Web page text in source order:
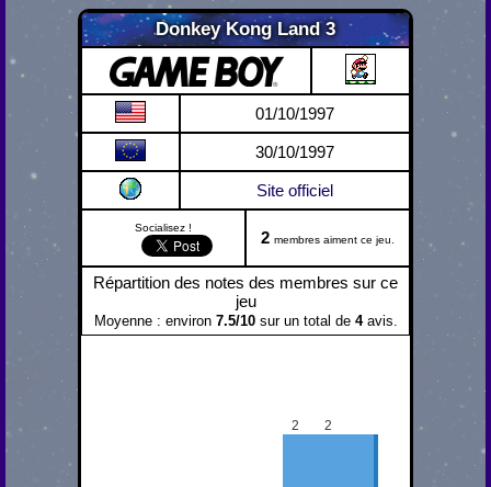
Donkey Kong Land 3
Game Boy
01/10/1997
30/10/1997
Site officiel
Socialisez !
2 membres aiment ce jeu.
Répartition des notes des membres sur ce
jeu
Moyenne : environ 7.5/10 sur un total de 4avis.
2 2